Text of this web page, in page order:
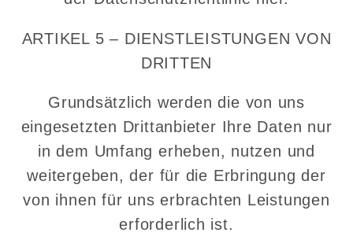
ARTIKEL 5 – DIENSTLEISTUNGEN VON
DRITTEN
Grundsätzlich werden die von uns
eingesetzten Drittanbieter Ihre Daten nur
in dem Umfang erheben, nutzen und
weitergeben, der für die Erbringung der
von ihnen für uns erbrachten Leistungen
erforderlich ist.